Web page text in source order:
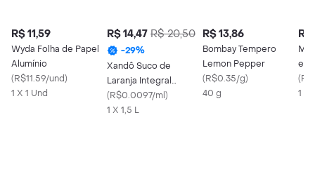
R$ 11,59
Wyda Folha de Papel
Alumínio
(R$11.59/und)
1 X 1 Und
R$ 14,47 R$ 20,50
-29%
Xandô Suco de
Laranja Integral
Pasteurizado
(R$0.0097/ml)
1 X 1,5 L
R$ 13,86
Bombay Tempero
Lemon Pepper
(R$0.35/g)
40 g
R$
e
(
1 X